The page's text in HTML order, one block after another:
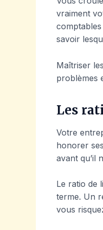
vraiment
savoir
Maîtriser
problèmes
Les
Votre
honorer
avant qu’il
Le ratio de
terme. Un
vous